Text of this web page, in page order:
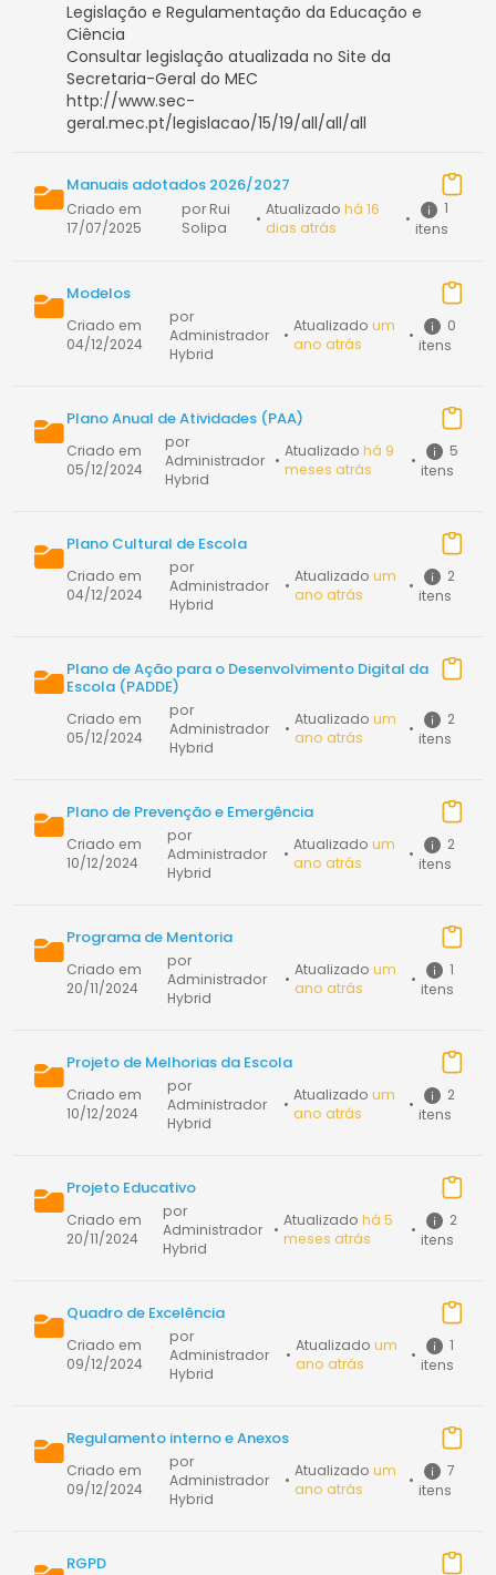
Legislação e Regulamentação da Educação e
Ciência
Consultar legislação atualizada no Site da
Secretaria-Geral do MEC
http://www.sec-
geral.mec.pt/legislacao/15/19/all/all/all
Manuais adotados 2026/2027
Criado em
17/07/2025
por Rui
Solipa
• Atualizado há 16
dias atrás
•
1
itens
Modelos
Criado em
04/12/2024
por
Administrador
Hybrid
• Atualizadoum
ano atrás
•
0
itens
Plano Anual de Atividades (PAA)
Criado em
05/12/2024
por
Administrador
Hybrid
• Atualizadohá 9
meses atrás
•
5
itens
Plano Cultural de Escola
Criado em
04/12/2024
por
Administrador
Hybrid
• Atualizado um
ano atrás
•
2
itens
Plano de Ação para o Desenvolvimento Digital da
Escola (PADDE)
Criado em
05/12/2024
por
Administrador
Hybrid
• Atualizado um
ano atrás
•
2
itens
Plano de Prevenção e Emergência
Criado em
10/12/2024
por
Administrador
Hybrid
• Atualizado um
ano atrás
•
2
itens
Programa de Mentoria
Criado em
20/11/2024
por
Administrador
Hybrid
• Atualizado um
ano atrás
•
1
itens
Projeto de Melhorias da Escola
Criado em
10/12/2024
por
Administrador
Hybrid
• Atualizado um
ano atrás
•
2
itens
Projeto Educativo
Criado em
20/11/2024
por
Administrador
Hybrid
• Atualizadohá 5
meses atrás
•
2
itens
Quadro de Excelência
Criado em
09/12/2024
por
Administrador
Hybrid
• Atualizado um
ano atrás
•
1
itens
Regulamento interno e Anexos
Criado em
09/12/2024
por
Administrador
Hybrid
• Atualizado um
ano atrás
•
7
itens
RGPD